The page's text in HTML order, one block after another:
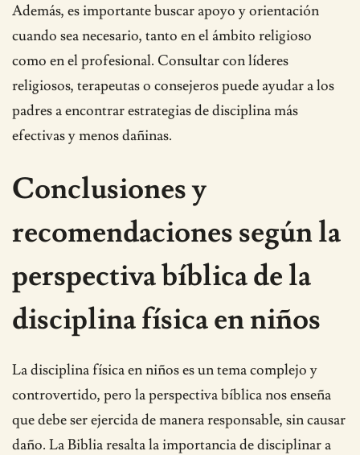
Además, es importante buscar apoyo y orientación
cuando sea necesario, tanto en el ámbito religioso
como en el profesional. Consultar con líderes
religiosos, terapeutas o consejeros puede ayudar a los
padres a encontrar estrategias de disciplina más
efectivas y menos dañinas.
Conclusiones y
recomendaciones según la
perspectiva bíblica de la
disciplina física en niños
La disciplina física en niños es un tema complejo y
controvertido, pero la perspectiva bíblica nos enseña
que debe ser ejercida de manera responsable, sin causar
daño. La Biblia resalta la importancia de disciplinar a